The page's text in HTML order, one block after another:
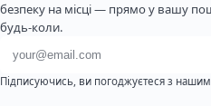
безпеку на місці — прямо у вашу
будь-коли.
Адреса електронної пошти
Підписуючись, ви погоджуєтеся з